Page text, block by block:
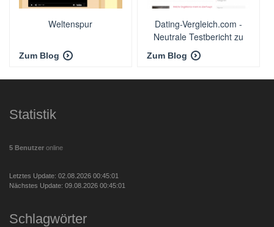
Weltenspur
Zum Blog
Dating-Vergleich.com -
Neutrale Testbericht zu
Dating Portalen
Zum Blog
Statistik
5 Benutzer online
Letztes Update: 02.08.2026 00:45:01
Nächstes Update: 09.08.2026 00:45:01
Schlagwörter